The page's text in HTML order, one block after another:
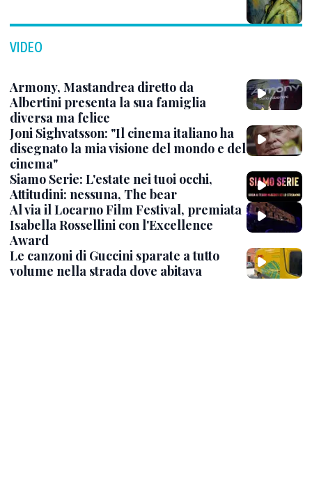
VIDEO
Armony, Mastandrea diretto da
Albertini presenta la sua famiglia
diversa ma felice
Joni Sighvatsson: "Il cinema italiano ha
disegnato la mia visione del mondo e del
cinema"
Siamo Serie: L'estate nei tuoi occhi,
Attitudini: nessuna, The bear
Al via il Locarno Film Festival, premiata
Isabella Rossellini con l'Excellence
Award
Le canzoni di Guccini sparate a tutto
volume nella strada dove abitava